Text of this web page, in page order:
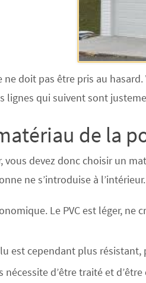
ne doit pas être pris au
lignes qui suivent sont
de la
vous devez donc choisir un
ne s’introduise à
. Le PVC est léger,
est cependant plus résistant,
nécessite d’êtretraité et